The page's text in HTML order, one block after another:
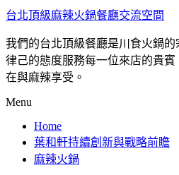
台北頂級麻辣火鍋餐廳交流空間
我們的台北頂級餐廳是川食火鍋
律己的態度服務每一位來店的貴
在與麻辣享受。
Menu
Home
葉和軒持續創新與戰略前瞻
麻辣火鍋